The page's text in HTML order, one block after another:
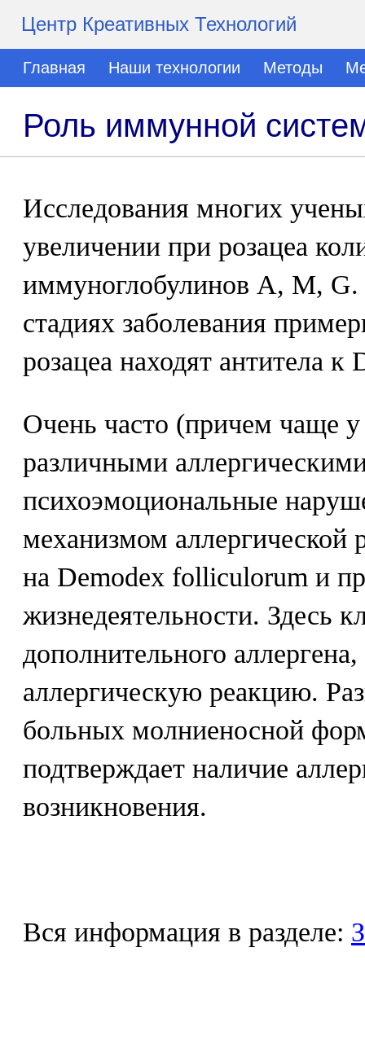
Центр Креативных Технологий
Главная Наши технологии Методы
Роль иммунной
Исследования многих
увеличении при розацеа
иммуноглобулинов А, М, G.
стадиях заболевания
розацеа находят антитела
Очень часто (причем чаще
различными
психоэмоциональные
механизмом аллергической
на Demodex folliculorum и
жизнедеятельности. Здесь
дополнительного
аллергическую реакцию.
больных молниеносной
подтверждает наличие
возникновения.
Вся информация в разделе: